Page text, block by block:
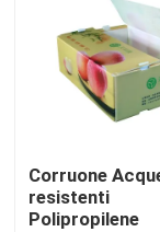
Chiedi un
Scatole
Guardia di
Corruone
resistenti
Polipropilene